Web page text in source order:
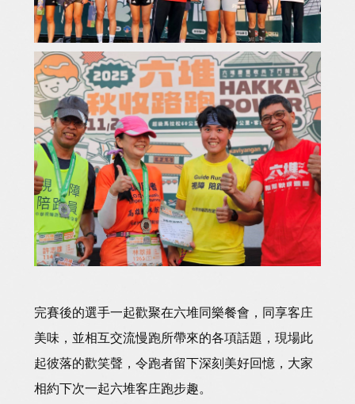
完賽後的選手一起歡聚在六堆同樂餐會，同享客庄
美味，並相互交流慢跑所帶來的各項話題，現場此
起彼落的歡笑聲，令跑者留下深刻美好回憶，大家
相約下次一起六堆客庄跑步趣。